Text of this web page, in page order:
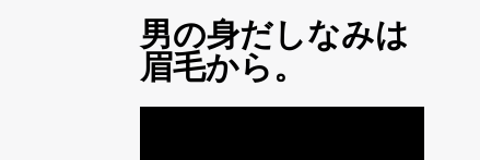
男の身だしなみは
眉毛から。